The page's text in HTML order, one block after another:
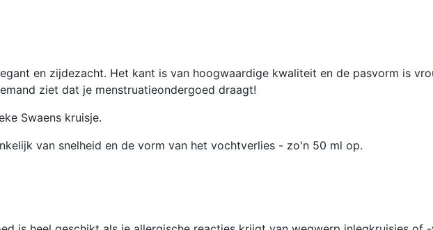
en zijdezacht. Het kant is van hoogwaardige kwaliteit en de pasvorm is
ziet dat je menstruatieondergoed draagt!
Swaens kruisje.
van snelheid en de vorm van het vochtverlies - zo'n 50 ml op.